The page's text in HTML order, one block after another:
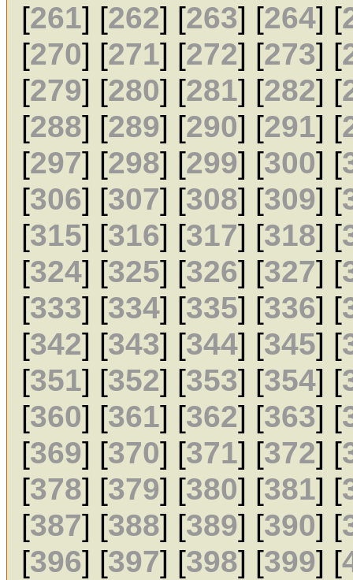
[261] [262] [263] [264] [
[270] [271] [272] [273] [
[279] [280] [281] [282] [
[288] [289] [290] [291] [
[297] [298] [299] [300] [
[306] [307] [308] [309] [
[315] [316] [317] [318] [
[324] [325] [326] [327] [
[333] [334] [335] [336] [
[342] [343] [344] [345] [
[351] [352] [353] [354] [
[360] [361] [362] [363] [
[369] [370] [371] [372] [
[378] [379] [380] [381] [
[387] [388] [389] [390] [
[396] [397] [398] [399] [